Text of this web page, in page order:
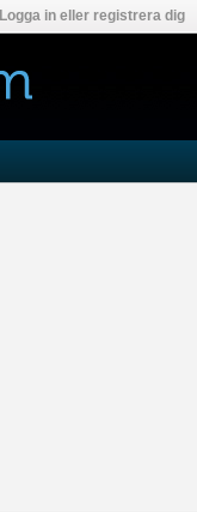
Logga in eller registrera dig